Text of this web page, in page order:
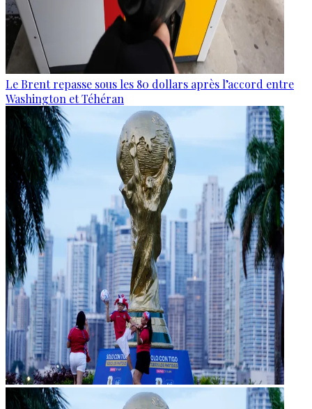
Le Brent repasse sous les 80 dollars après l’accord entre
Washington et Téhéran